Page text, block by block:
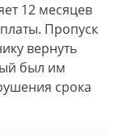
12 месяцев
Пропуск
вернуть
был им
срока